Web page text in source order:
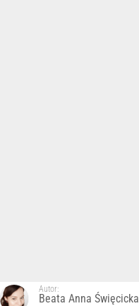
Autor:
Beata Anna Święcicka